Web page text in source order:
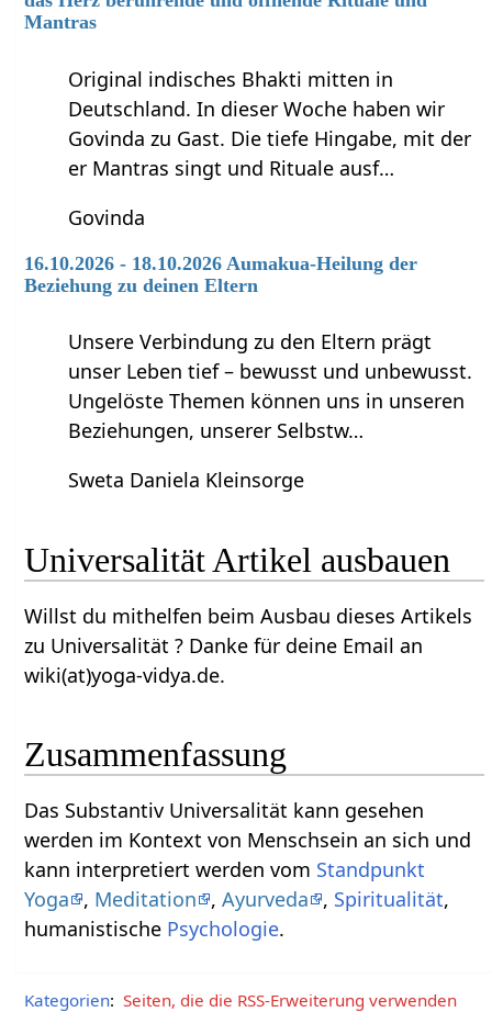
Mantras
Original indisches Bhakti mitten in
Deutschland. In dieser Woche haben wir
Govinda zu Gast. Die tiefe Hingabe, mit der
er Mantras singt und Rituale ausf…
Govinda
16.10.2026 - 18.10.2026 Aumakua-Heilung der
Beziehung zu deinen Eltern
Unsere Verbindung zu den Eltern prägt
unser Leben tief – bewusst und unbewusst.
Ungelöste Themen können uns in unseren
Beziehungen, unserer Selbstw…
Sweta Daniela Kleinsorge
Universalität‏‎ Artikel ausbauen
Willst du mithelfen beim Ausbau dieses Artikels
zu Universalität‏‎ ? Danke für deine Email an
wiki(at)yoga-vidya.de.
Zusammenfassung
Das Substantiv Universalität‏‎ kann gesehen
werden im Kontext von Menschsein an sich und
kann interpretiert werden vom Standpunkt
Yoga
, Meditation ,Ayurveda , Spiritualität,
humanistische Psychologie.
Kategorien: Seiten, die die RSS-Erweiterung verwenden